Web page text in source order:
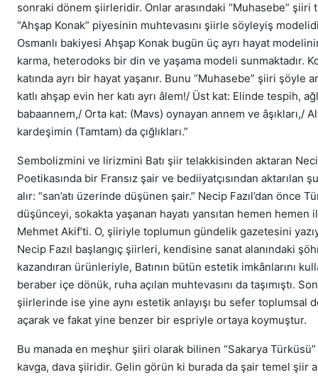
sonraki dönem şiirleridir. Onlar arasındaki “Muhasebe” şiiri
“Ahşap Konak” piyesinin muhtevasını şiirle söyleyiş
Osmanlı bakiyesi Ahşap Konak bugün üç ayrı hayat
karma, heterodoks bir din ve yaşama modeli sunmaktadır.
katında ayrı bir hayat yaşanır. Bunu “Muhasebe” şiiri şöyle
katlı ahşap evin her katı ayrı âlem!/ Üst kat: Elinde tespih,
babaannem,/ Orta kat: (Mavs) oynayan annem ve âşıkları,/
kardeşimin (Tamtam) da çığlıkları.”
Sembolizmini ve lirizmini Batı şiir telakkisinden aktaran
Poetikasında bir Fransız şair ve bediiyatçısından aktarılan
alır: “san’atı üzerinde düşünen şair.” Necip Fazıl’dan önce
düşünceyi, sokakta yaşanan hayatı yansıtan hemen hemen
Mehmet Akif’ti. O, şiiriyle toplumun gündelik gazetesini
Necip Fazıl başlangıç şiirleri, kendisine sanat alanındaki
kazandıran ürünleriyle, Batının bütün estetik imkânlarını
beraber içe dönük, ruha açılan muhtevasını da taşımıştı.
şiirlerinde ise yine aynı estetik anlayışı bu sefer toplumsal
açarak ve fakat yine benzer bir espriyle ortaya koymuştur.
Bu manada en meşhur şiiri olarak bilinen “Sakarya
kavga, dava şiiridir. Gelin görün ki burada da şair temel şiir